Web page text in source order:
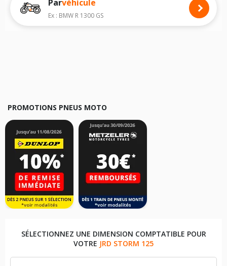
Nous recommandons de toujours monter des pneus moto avec les
dimensions homologuées par le constructeur.
Pour cela, veuillez sélectionner le modèle de votre motoJRD Storm 125
Parvéhicule
Ex : BMW R 1300 GS
PROMOTIONS PNEUS MOTO
SÉLECTIONNEZ UNE DIMENSION COMPTATIBLE POUR
VOTRE JRD STORM 125